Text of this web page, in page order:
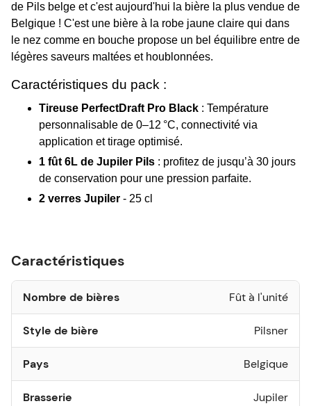
de Pils belge et c'est aujourd'hui la bière la plus vendue de
Belgique ! C'est une bière à la robe jaune claire qui dans
le nez comme en bouche propose un bel équilibre entre de
légères saveurs maltées et houblonnées.
Caractéristiques du pack :
Tireuse PerfectDraft Pro Black : Température
personnalisable de 0–12 °C, connectivité via
application et tirage optimisé.
1 fût 6L de Jupiler Pils : profitez de jusqu’à 30 jours
de conservation pour une pression parfaite.
2 verres Jupiler - 25 cl
Caractéristiques
Nombre de bières Fût à l'unité
Style de bière Pilsner
Pays Belgique
Brasserie Jupiler